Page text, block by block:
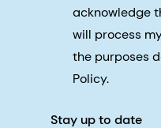
acknowledge
will process
the purposes
Policy.
Stay up to date